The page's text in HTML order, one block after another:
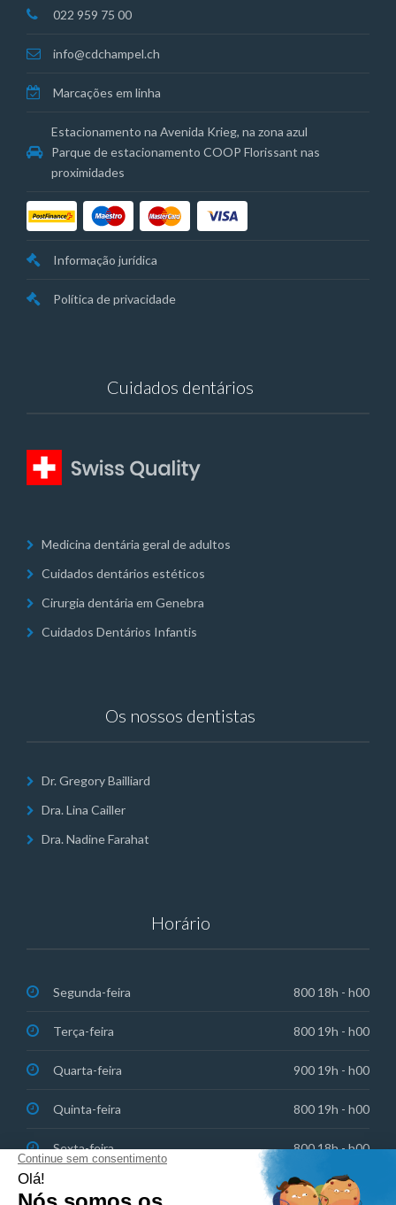
022 959 75 00
info@cdchampel.ch
Marcações em linha
Estacionamento na Avenida Krieg, na zona azul
Parque de estacionamento COOP Florissant nas
proximidades
Informação jurídica
Política de privacidade
Cuidados dentários
Medicina dentária geral de adultos
Cuidados dentários estéticos
Cirurgia dentária em Genebra
Cuidados Dentários Infantis
Os nossos dentistas
Dr. Gregory Bailliard
Dra. Lina Cailler
Dra. Nadine Farahat
Horário
Segunda-feira 800 18h - h00
Terça-feira 800 19h - h00
Quarta-feira 900 19h - h00
Quinta-feira 800 19h - h00
Sexta-feira 800 18h - h00
830 13h - h00